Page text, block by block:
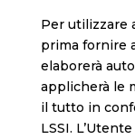
Per utilizzare
prima fornire
elaborerà
applicherà le
il tutto in
LSSI.